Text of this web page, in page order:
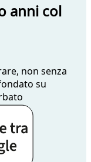
anni col
non senza
su